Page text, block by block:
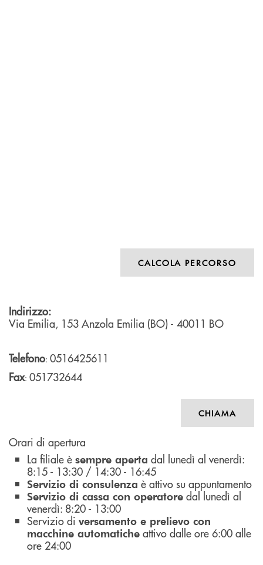
CALCOLA PERCORSO
Indirizzo:
Via Emilia, 153 Anzola Emilia (BO) - 40011 BO
Telefono: 0516425611
Fax: 051732644
CHIAMA
Orari di apertura
La filiale è sempre aperta dal lunedì al venerdì:
8:15 - 13:30 / 14:30 - 16:45
Servizio di consulenza è attivo su appuntamento
Servizio di cassa con operatore dal lunedì al
venerdì: 8:20 - 13:00
Servizio di versamento e prelievo con
macchine automatiche attivo dalle ore 6:00 alle
ore 24:00